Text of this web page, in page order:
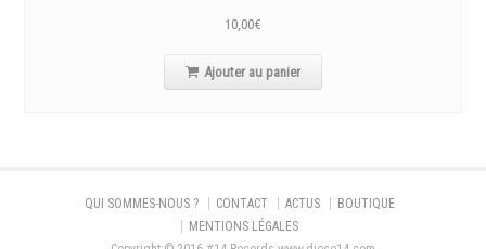
10,00€
Ajouter au panier
QUI SOMMES-NOUS ? CONTACT ACTUS
BOUTIQUE
MENTIONS LÉGALES